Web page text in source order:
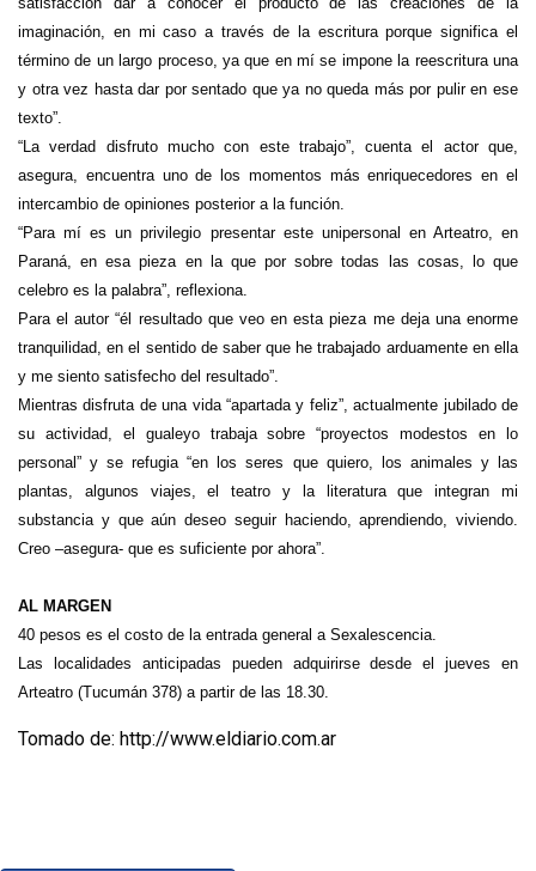
imaginación, en mi caso a través de la escritura porque significa el
término de un largo proceso, ya que en mí se impone la reescritura una
y otra vez hasta dar por sentado que ya no queda más por pulir en ese
texto”.
“La verdad disfruto mucho con este trabajo”, cuenta el actor que,
asegura, encuentra uno de los momentos más enriquecedores en el
intercambio de opiniones posterior a la función.
“Para mí es un privilegio presentar este unipersonal en Arteatro, en
Paraná, en esa pieza en la que por sobre todas las cosas, lo que
celebro es la palabra”, reflexiona.
Para el autor “él resultado que veo en esta pieza me deja una enorme
tranquilidad, en el sentido de saber que he trabajado arduamente en ella
y me siento satisfecho del resultado”.
Mientras disfruta de una vida “apartada y feliz”, actualmente jubilado de
su actividad, el gualeyo trabaja sobre “proyectos modestos en lo
personal” y se refugia “en los seres que quiero, los animales y las
plantas, algunos viajes, el teatro y la literatura que integran mi
substancia y que aún deseo seguir haciendo, aprendiendo, viviendo.
Creo –asegura- que es suficiente por ahora”.
AL MARGEN
40 pesos es el costo de la entrada general a Sexalescencia.
Las localidades anticipadas pueden adquirirse desde el jueves en
Arteatro (Tucumán 378) a partir de las 18.30.
Tomado de: http://www.eldiario.com.ar